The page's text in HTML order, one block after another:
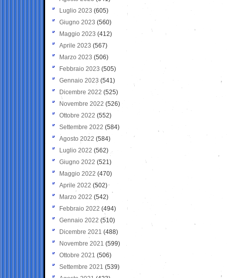
Luglio 2023 (605)
Giugno 2023 (560)
Maggio 2023 (412)
Aprile 2023 (567)
Marzo 2023 (506)
Febbraio 2023 (505)
Gennaio 2023 (541)
Dicembre 2022 (525)
Novembre 2022 (526)
Ottobre 2022 (552)
Settembre 2022 (584)
Agosto 2022 (584)
Luglio 2022 (562)
Giugno 2022 (521)
Maggio 2022 (470)
Aprile 2022 (502)
Marzo 2022 (542)
Febbraio 2022 (494)
Gennaio 2022 (510)
Dicembre 2021 (488)
Novembre 2021 (599)
Ottobre 2021 (506)
Settembre 2021 (539)